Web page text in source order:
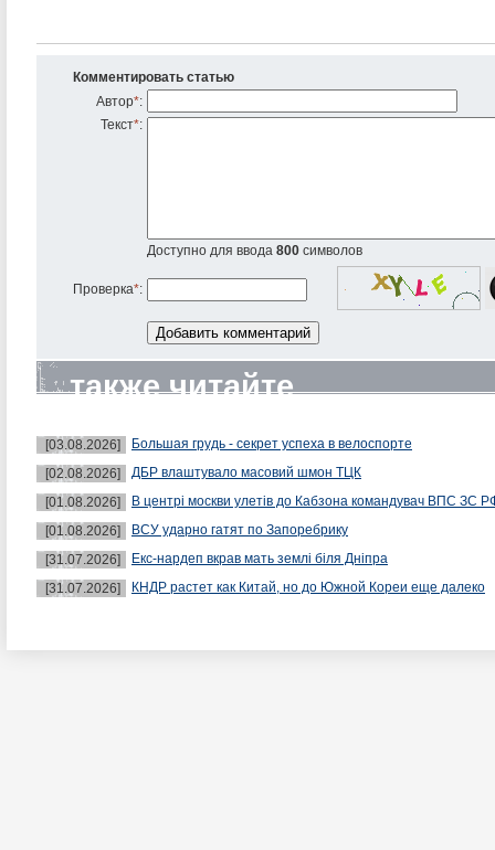
Комментировать статью
Автор*:
Текст*:
Доступно для ввода 800 символов
Проверка*:
также читайте
[03.08.2026]
Большая грудь - секрет успеха в велоспорте
[02.08.2026]
ДБР влаштувало масовий шмон ТЦК
[01.08.2026]
В центрі москви улетів до Кабзона командувач ВПС ЗС
[01.08.2026]
ВСУ ударно гатят по Запоребрику
[31.07.2026]
Екс-нардеп вкрав мать землі біля Дніпра
[31.07.2026]
КНДР растет как Китай, но до Южной Кореи еще далеко